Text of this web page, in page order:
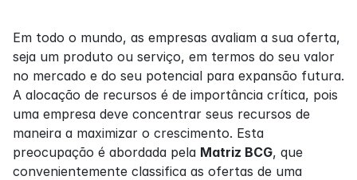
Em todo o mundo, as empresas avaliam a sua oferta,
seja um produto ou serviço, em termos do seu valor
no mercado e do seu potencial para expansão futura.
A alocação de recursos é de importância crítica, pois
uma empresa deve concentrar seus recursos de
maneira a maximizar o crescimento. Esta
preocupação é abordada pela Matriz BCG, que
convenientemente classifica as ofertas de uma